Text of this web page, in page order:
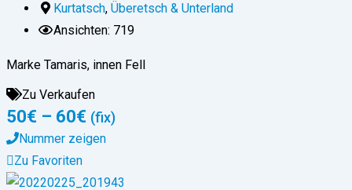
Kurtatsch, Überetsch & Unterland
Ansichten: 719
Marke Tamaris, innen Fell
Zu Verkaufen
50€ – 60€ (fix)
Nummer zeigen
Zu Favoriten